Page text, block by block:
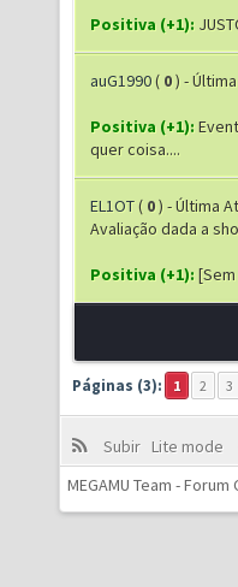
Positiva (+1):
auG1990( 0) -
Positiva (+1):
quer coisa....
EL1OT( 0) - Última
Avaliação dada a
Positiva (+1):
Páginas (3): 1 2 3
Subir Lite mode
MEGAMU Team -